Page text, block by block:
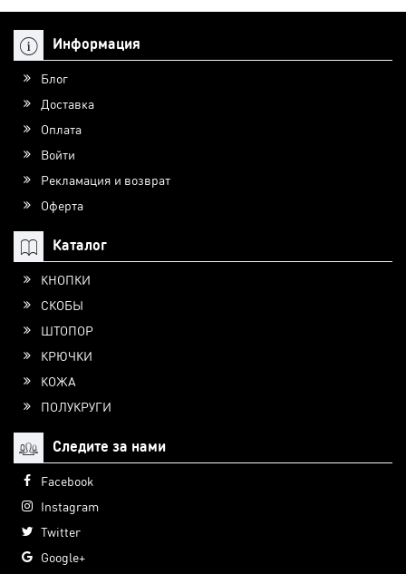
Информация
Блог
Доставка
Оплата
Войти
Рекламация и возврат
Оферта
Каталог
КНОПКИ
СКОБЫ
ШТОПОР
КРЮЧКИ
КОЖА
ПОЛУКРУГИ
Следите за нами
Facebook
Instagram
Twitter
Google+